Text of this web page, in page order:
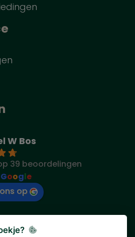
W Bos
39 beoordelingen
Google
op